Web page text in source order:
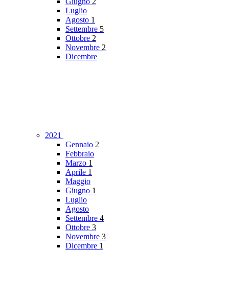
Luglio
Agosto 1
Settembre 5
Ottobre 2
Novembre 2
Dicembre
2021
Gennaio 2
Febbraio
Marzo 1
Aprile 1
Maggio
Giugno 1
Luglio
Agosto
Settembre 4
Ottobre 3
Novembre 3
Dicembre 1